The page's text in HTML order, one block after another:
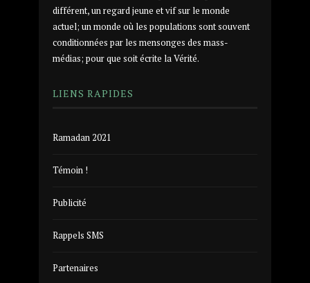
différent, un regard jeune et vif sur le monde
actuel; un monde où les populations sont souvent
conditionnées par les mensonges des mass-
médias; pour que soit écrite la Vérité.
LIENS RAPIDES
Ramadan 2021
Témoin !
Publicité
Rappels SMS
Partenaires